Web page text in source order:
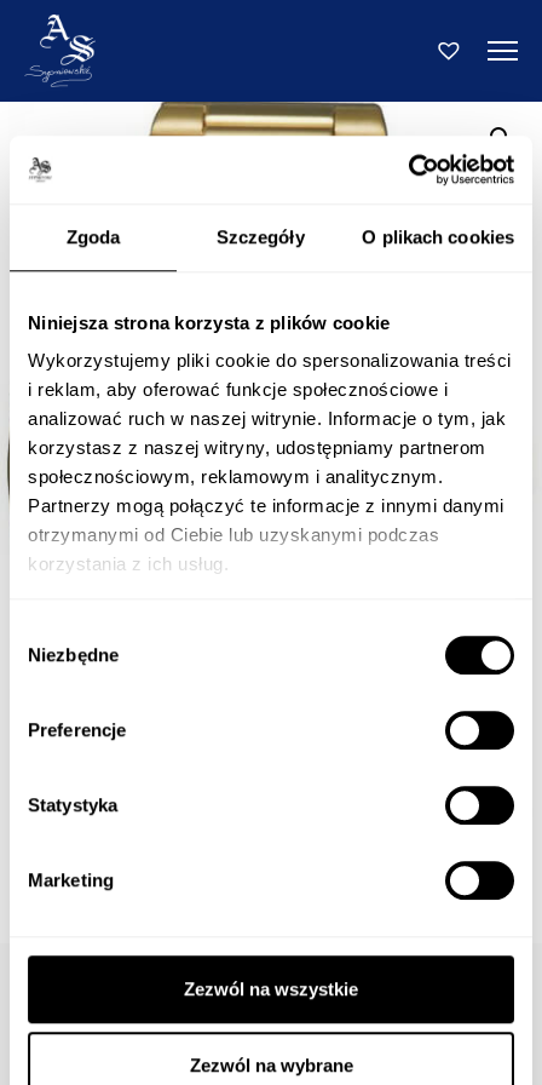
Zgoda Szczegóły O plikach cookies
Niniejsza strona korzysta z plików cookie
Wykorzystujemy pliki cookie do spersonalizowania treści
i reklam, aby oferować funkcje społecznościowe i
analizować ruch w naszej witrynie. Informacje o tym, jak
korzystasz z naszej witryny, udostępniamy partnerom
społecznościowym, reklamowym i analitycznym.
Partnerzy mogą połączyć te informacje z innymi danymi
otrzymanymi od Ciebie lub uzyskanymi podczas
korzystania z ich usług.
zgody
Niezbędne
Preferencje
Statystyka
Marketing
Zezwól na wszystkie
Zezwól na wybrane
Zegarek Orient